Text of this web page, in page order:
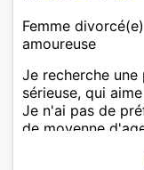
Femme
amoureuse
Je recherche
sérieuse, qui
Je n'ai pas de
de moyenne